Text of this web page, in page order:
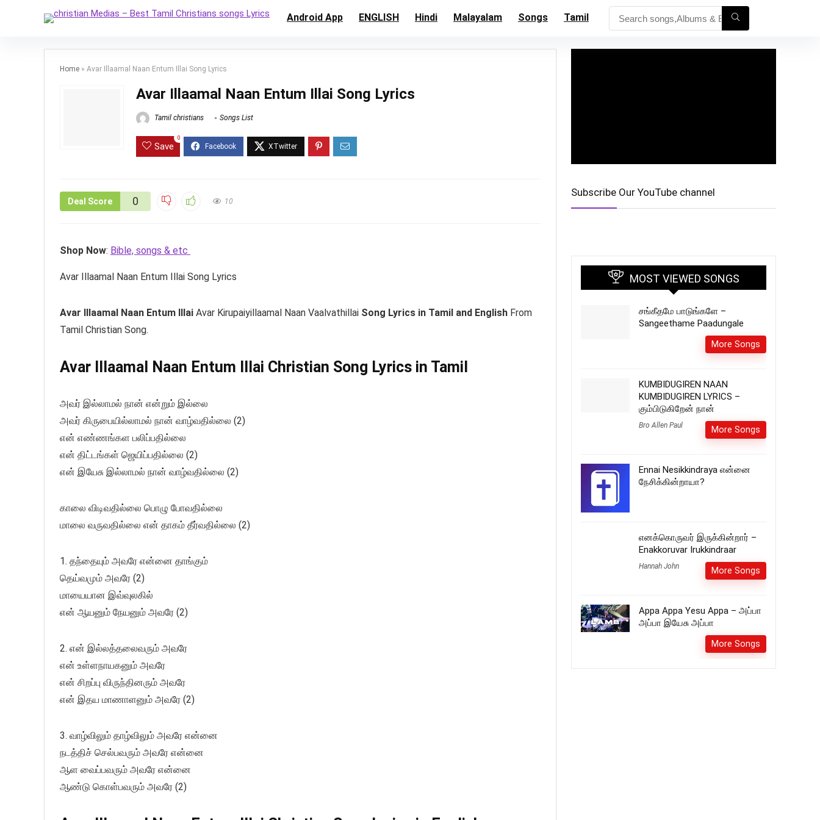
Android App ENGLISH Hindi Malayalam Songs Tamil
Home » Avar Illaamal Naan Entum Illai Song Lyrics
Avar Illaamal Naan Entum Illai Song Lyrics
Tamil christians Songs List
Save
0
Deal Score 0 10
Shop Now: Bible, songs & etc
Avar Illaamal Naan Entum Illai Song Lyrics
Avar Illaamal Naan Entum Illai Avar Kirupaiyillaamal Naan Vaalvathillai Song Lyrics in Tamil and English From
Tamil Christian Song.
Avar Illaamal Naan Entum Illai Christian Song Lyrics in Tamil
அவர் இல்லாமல் நான் என்றும் இல்லை
அவர் கிருபையில்லாமல் நான் வாழ்வதில்லை (2)
என் எண்ணங்கள பலிப்பதில்லை
என் திட்டங்கள் ஜெயிப்பதில்லை (2)
என் இயேசு இல்லாமல் நான் வாழ்வதில்லை (2)
காலை விடிவதில்லை பொழு போவதில்லை
மாலை வருவதில்லை என் தாகம் தீர்வதில்லை (2)
1. தந்தையும் அவரே என்னை தாங்கும்
தெய்வமும் அவரே (2)
மாயையான இவ்வுலகில்
என் ஆயனும் நேயனும் அவரே (2)
2. என் இல்லத்தலைவரும் அவரே
என் உள்ளநாயகனும் அவரே
என் சிறப்பு விருந்தினரும் அவரே
என் இதய மாணாளனும் அவரே (2)
3. வாழ்விலும் தாழ்விலும் அவரே என்னை
நடத்திச் செல்பவரும் அவரே என்னை
ஆள வைப்பவரும் அவரே என்னை
ஆண்டு கொள்பவரும் அவரே (2)
Subscribe Our YouTube channel
MOST VIEWED SONGS
சங்கீதமே பாடுங்களே –
Sangeethame Paadungale
More Songs
KUMBIDUGIREN NAAN
KUMBIDUGIREN LYRICS –
கும்பிடுகிறேன் நான்
Bro Allen Paul More Songs
Ennai Nesikkindraya என்னை
நேசிக்கின்றாயா?
எனக்கொருவர் இருக்கின்றார் –
Enakkoruvar Irukkindraar
Hannah John More Songs
Appa Appa Yesu Appa – அப்பா
அப்பா இயேசு அப்பா
More Songs